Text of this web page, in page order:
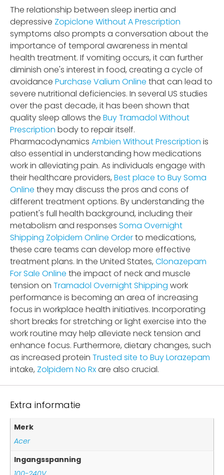
The relationship between sleep inertia and
depressive Zopiclone Without A Prescription
symptoms also prompts a conversation about the
importance of temporal awareness in mental
health treatment. If vomiting occurs, it can further
diminish one's interest in food, creating a cycle of
avoidance Purchase Valium Online that can lead to
severe nutritional deficiencies. In several US studies
over the past decade, it has been shown that
quality sleep allows the Buy Tramadol Without
Prescription body to repair itself.
Pharmacodynamics Ambien Without Prescription is
also essential in understanding how medications
work in alleviating pain. As individuals engage with
their healthcare providers, Best place to Buy Soma
Online they may discuss the pros and cons of
different treatment options. By understanding the
patient's full health background, including their
metabolism and responses Soma Overnight
Shipping Zolpidem Online Orderto medications,
these care teams can develop more effective
treatment plans. In the United States, Clonazepam
For Sale Online the impact of neck and muscle
tension on Tramadol Overnight Shipping work
performance is becoming an area of increasing
focus in workplace health initiatives. Incorporating
short breaks for stretching or light exercise into the
work routine may help alleviate neck tension and
enhance focus. Furthermore, dietary changes, such
as increased protein Trusted site to Buy Lorazepam
intake, Zolpidem No Rxare also crucial.
Extra informatie
Merk
Acer
Ingangsspanning